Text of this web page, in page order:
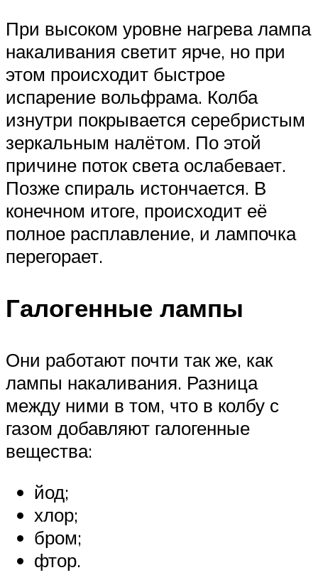
При высоком уровне нагрева лампа
накаливания светит ярче, но при
этом происходит быстрое
испарение вольфрама. Колба
изнутри покрывается серебристым
зеркальным налётом. По этой
причине поток света ослабевает.
Позже спираль истончается. В
конечном итоге, происходит её
полное расплавление, и лампочка
перегорает.
Галогенные лампы
Они работают почти так же, как
лампы накаливания. Разница
между ними в том, что в колбу с
газом добавляют галогенные
вещества:
йод;
хлор;
бром;
фтор.